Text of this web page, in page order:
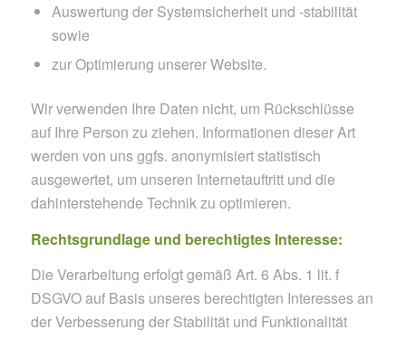
Auswertung der Systemsicherheit und -stabilität
sowie
zur Optimierung unserer Website.
Wir verwenden Ihre Daten nicht, um Rückschlüsse
auf Ihre Person zu ziehen. Informationen dieser Art
werden von uns ggfs. anonymisiert statistisch
ausgewertet, um unseren Internetauftritt und die
dahinterstehende Technik zu optimieren.
Rechtsgrundlage und berechtigtes Interesse:
Die Verarbeitung erfolgt gemäß Art. 6 Abs. 1 lit. f
DSGVO auf Basis unseres berechtigten Interesses an
der Verbesserung der Stabilität und Funktionalität